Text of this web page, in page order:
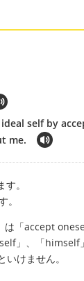
self by
me.
。
。
は「accept
」、「himself
けません。